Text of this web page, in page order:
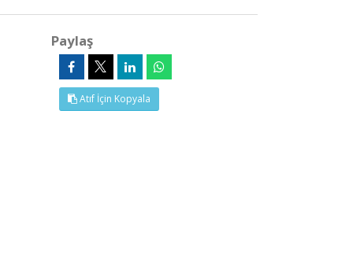
Paylaş
Atıf İçin Kopyala